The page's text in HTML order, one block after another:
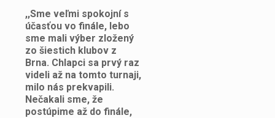
,,Sme veľmi spokojní s
účasťou vo finále, lebo
sme mali výber zložený
zo šiestich klubov z
Brna. Chlapci sa prvý raz
videli až na tomto turnaji,
milo nás prekvapili.
Nečakali sme, že
postúpime až do finále,